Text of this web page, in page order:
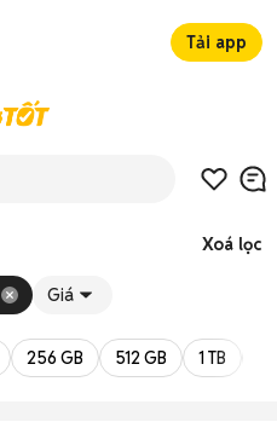
Tải app
Xoá lọc
Giá
256 GB 512 GB 1 TB